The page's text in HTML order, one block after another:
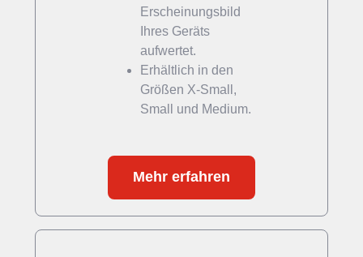
Erscheinungsbild
Ihres Geräts
aufwertet.
Erhältlich in den
Größen X-Small,
Small und Medium.
Mehr erfahren